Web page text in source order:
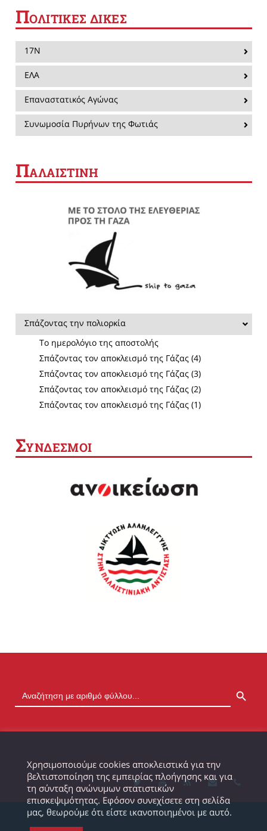
ΠΟΛΙΤΙΚΕΣ ΔΙΚΕΣ
17Ν
ΕΛΑ
Επαναστατικός Αγώνας
Συνωμοσία Πυρήνων της Φωτιάς
ΠΑΛΑΙΣΤΙΝΗ
Σπάζοντας την πολιορκία
Το ημερολόγιο της αποστολής
Σπάζοντας τον αποκλεισμό της Γάζας (4)
Σπάζοντας τον αποκλεισμό της Γάζας (3)
Σπάζοντας τον αποκλεισμό της Γάζας (2)
Σπάζοντας τον αποκλεισμό της Γάζας (1)
ΣΥΝΔΕΣΜΟΙ
Χρησιμοποιούμε cookies αποκλειστικά για την
βελτιστοποίηση της εμπειρίας πλοήγησης και για
τη σύνταξη ανώνυμων στατιστικών
επισκεψιμότητας. Εφόσον συνεχίσετε στη σελίδα
μας, θεωρούμε ότι είστε ικανοποιημένοι με αυτό.